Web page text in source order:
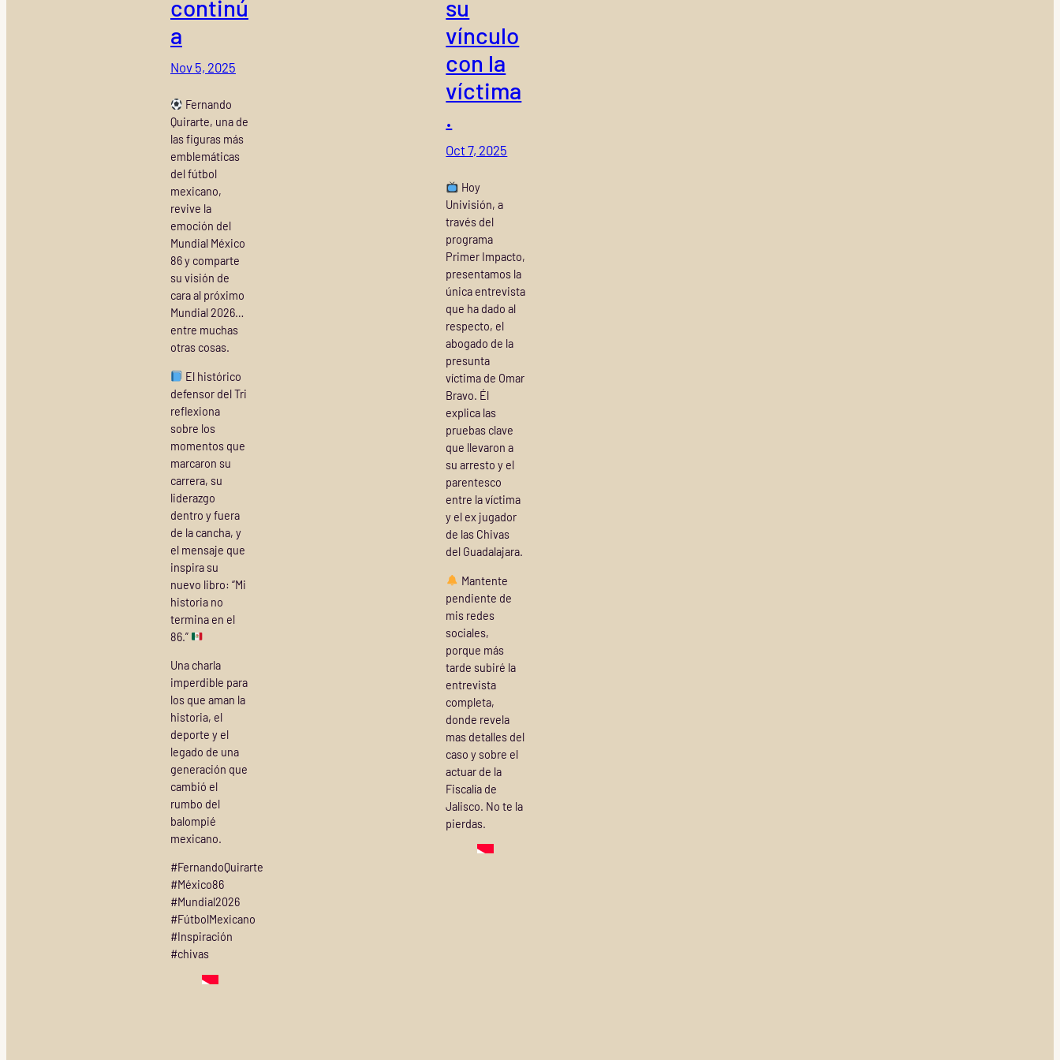
continú
a
Nov 5, 2025
Fernando
Quirarte, una de
las figuras más
emblemáticas
del fútbol
mexicano,
revive la
emoción del
Mundial México
86 y comparte
su visión de
cara al próximo
Mundial 2026…
entre muchas
otras cosas.
El histórico
defensor del Tri
reflexiona
sobre los
momentos que
marcaron su
carrera, su
liderazgo
dentro y fuera
de la cancha, y
el mensaje que
inspira su
nuevo libro: “Mi
historia no
termina en el
86.”
Una charla
imperdible para
los que aman la
historia, el
deporte y el
legado de una
generación que
cambió el
rumbo del
balompié
mexicano.
#FernandoQuirarte
#México86
#Mundial2026
#FútbolMexicano
#Inspiración
#chivas
su
vínculo
con la
víctima
.
Oct 7, 2025
Hoy
Univisión, a
través del
programa
Primer Impacto,
presentamos la
única entrevista
que ha dado al
respecto, el
abogado de la
presunta
víctima de Omar
Bravo. Él
explica las
pruebas clave
que llevaron a
su arresto y el
parentesco
entre la víctima
y el ex jugador
de las Chivas
del Guadalajara.
Mantente
pendiente de
mis redes
sociales,
porque más
tarde subiré la
entrevista
completa,
donde revela
mas detalles del
caso y sobre el
actuar de la
Fiscalía de
Jalisco. No te la
pierdas.